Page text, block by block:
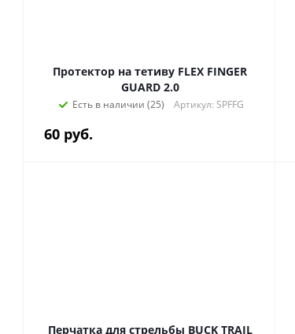
Протектор на тетиву FLEX FINGER
GUARD 2.0
Есть в наличии (25) Артикул: SPFFG
60 руб.
Перчатка для стрельбы BUCK TRAIL